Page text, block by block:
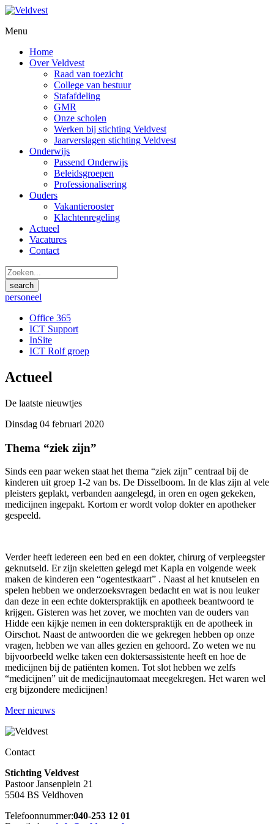
Menu
Home
Over Veldvest
Raad van toezicht
College van bestuur
Stafafdeling
GMR
Onze scholen
Werken bij stichting Veldvest
Jaarverslagen stichting Veldvest
Onderwijs
Passend Onderwijs
Beleidsgroepen
Professionalisering
Ouders
Vakantierooster
Klachtenregeling
Actueel
Vacatures
Contact
personeel
Office 365
ICT Support
InSite
ICT Rolf groep
Actueel
De laatste nieuwtjes
Dinsdag 04 februari 2020
Thema “ziek zijn”
Sinds een paar weken staat het thema “ziek zijn” centraal bij de
kinderen uit groep 1-2 van bs. De Disselboom. In de klas zijn al vele
pleisters geplakt, verbanden aangelegd, in oren en ogen gekeken,
medicijnen ingepakt. Kortom er wordt volop dokter en apotheker
gespeeld.
Verder heeft iedereen een bed en een dokter, chirurg of verpleegster
geknutseld. Er zijn skeletten gelegd met Kapla en volgende week
maken de kinderen een “ogentestkaart” . Naast al het knutselen en
spelen hebben we onderzoeksvragen bedacht en wat is nou leuker
dan deze in een echte dokterspraktijk en apotheek beantwoord te
krijgen. Gisteren was het zover, we mochten van de ouders van
Hidde een kijkje nemen in een dokterspraktijk en de apotheek in
Oirschot. Naast de antwoorden die we gekregen hebben op onze
vragen, hebben we van alles gezien en gehoord. Zo weten we nu
bijvoorbeeld welke taken een doktersassistente heeft en hoe de
medicijnen bij de patiënten komen. Tot slot hebben we zelfs
“medicijnen” uit de medicijnautomaat meegekregen. Het waren wel
erg bijzondere medicijnen!
Meer nieuws
Contact
Stichting Veldvest
Pastoor Jansenplein 21
5504 BS Veldhoven
Telefoonnummer:040-253 12 01